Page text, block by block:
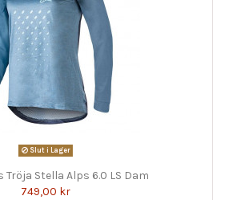
Slut i Lager
Stella Alps 6.0 LS Dam
749,00 kr